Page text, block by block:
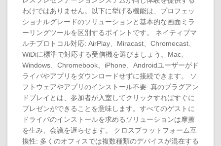
わけではありません。以下に挙げる機能は、プロフェッ
ショナルグレードのソリューションと基本的な画面ミラ
ーリングツールを区別するポイントです。 ネイティブマ
ルチプロトコル対応: AirPlay、Miracast、Chromecast、
WiDiに標準で対応する受信機を選びましょう。Mac、
Windows、Chromebook、iPhone、Androidユーザーがド
ライバやアプリをダウンロードせずに接続できます。 ソ
フトウェアやアプリのインストール不要: 真のプラグアン
ドプレイとは、参加者が入室してクリックすればすぐに
プレゼンができることを意味します。すべてのゲストに
ドライバのインストールを求めるソリューションは摩擦
を生み、会議を遅らせます。 クロスプラットフォーム互
換性: 多くのオフィスでは複数種類のデバイスが混在する